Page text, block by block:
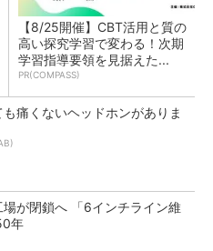
【8/25開催】CBT活用と質の
高い探究学習で変わる！次期
学習指導要領を見据えた...
PR(COMPASS)
痛くないヘッドホンがありま
場が閉鎖へ 「6インチライン維
年